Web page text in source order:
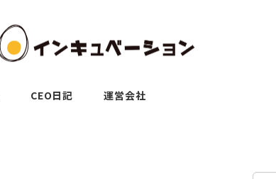
CEO日記 運営会社